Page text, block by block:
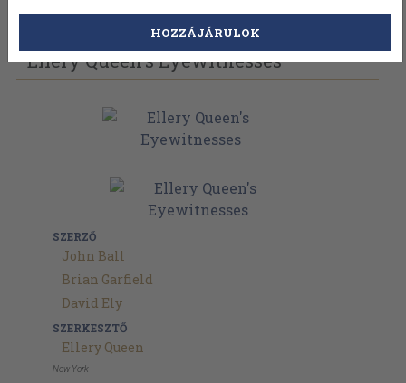
Vissza az előző oldalra Válasszon példányt
Ellery Queen's Eyewitnesses
SZERZŐ
John Ball
Brian Garfield
David Ely
SZERKESZTŐ
Ellery Queen
New York
HOZZÁJÁRULOK